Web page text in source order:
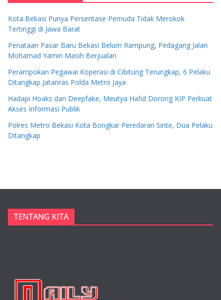
Kota Bekasi Punya Persentase Pemuda Tidak Merokok
Tertinggi di Jawa Barat
Penataan Pasar Baru Bekasi Belum Rampung, Pedagang Jalan
Mohamad Yamin Masih Berjualan
Perampokan Pegawai Koperasi di Cibitung Terungkap, 6 Pelaku
Ditangkap Jatanras Polda Metro Jaya
Hadapi Hoaks dan Deepfake, Meutya Hafid Dorong KIP Perkuat
Akses Informasi Publik
Polres Metro Bekasi Kota Bongkar Peredaran Sinte, Dua Pelaku
Ditangkap
TENTANG KITA